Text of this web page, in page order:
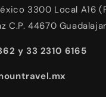
3300 Local A16
C.P. 44670
y 33 2310 6165